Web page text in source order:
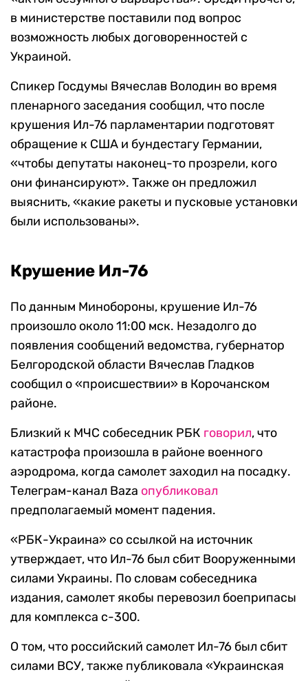
в министерстве поставили под вопрос
возможность любых договоренностей с
Украиной.
Спикер Госдумы Вячеслав Володин во время
пленарного заседания сообщил, что после
крушения Ил-76 парламентарии подготовят
обращение к США и бундестагу Германии,
«чтобы депутаты наконец-то прозрели, кого
они финансируют». Также он предложил
выяснить, «какие ракеты и пусковые установки
были использованы».
Крушение Ил-76
По данным Минобороны, крушение Ил-76
произошло около 11:00 мск. Незадолго до
появления сообщений ведомства, губернатор
Белгородской области Вячеслав Гладков
сообщил о «происшествии» в Корочанском
районе.
Близкий к МЧС собеседник РБК говорил, что
катастрофа произошла в районе военного
аэродрома, когда самолет заходил на посадку.
Телеграм-канал Baza опубликовал
предполагаемый момент падения.
«РБК-Украина» со ссылкой на источник
утверждает, что Ил-76 был сбит Вооруженными
силами Украины. По словам собеседника
издания, самолет якобы перевозил боеприпасы
для комплекса с-300.
О том, что российский самолет Ил-76 был сбит
силами ВСУ, также публиковала «Украинская